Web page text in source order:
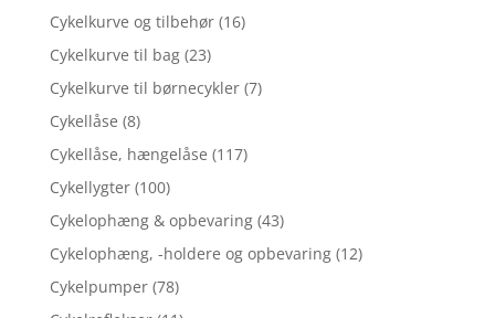
Cykelkurve og tilbehør (16)
Cykelkurve til bag (23)
Cykelkurve til børnecykler (7)
Cykellåse (8)
Cykellåse, hængelåse (117)
Cykellygter (100)
Cykelophæng & opbevaring (43)
Cykelophæng, -holdere og opbevaring (12)
Cykelpumper (78)